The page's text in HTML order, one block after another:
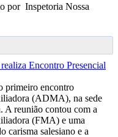
por Inspetoria Nossa
primeiro encontro
(ADMA), na sede
A reunião contou com a
(FMA) e uma
carisma salesiano e a